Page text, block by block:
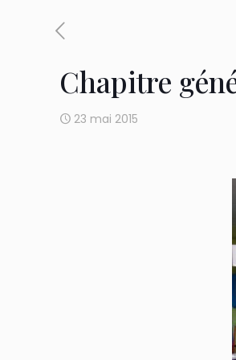
Chapitre
23 mai 2015